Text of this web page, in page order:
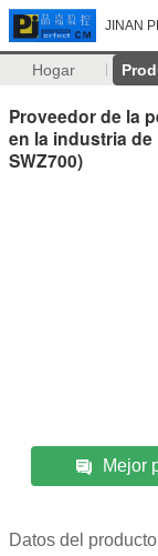
JINAN
Hogar
Proveedor de la
en la industria
SWZ700)
Mejor
Datos del producto